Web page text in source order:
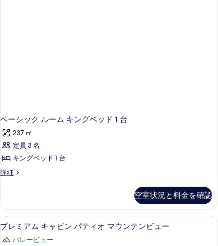
す
る
ウ
ン
テ
ン
ビ
の
す
べ
ウ
テ
ン
ュ
ー
の
ベーシック ルーム キングベッド 1 台
237 ㎡
定員 3 名
キングベッド 1 台
詳細
ベ
ク
ル
ー
キ
空室状況と料金を確認
プ
レ
プレミアム キャビン パティオ マウ
3
プレミアム キャビン パティオ マウンテンビュー
バレービュー